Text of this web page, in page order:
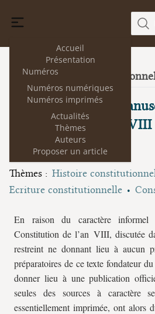
Accueil
Présentation
Numéros
Numéros numériques
Numéros imprimés
Actualités
Thèmes
Auteurs
Proposer un article
22 Histoire
Les sources
Constitution de l’an VIII
Sylvain Bloquet
Thèmes : Histoire
Ecriture constitutionnelle
En raison du caractère informel
Constitution de l’an VIII, discutée
restreint ne donnant lieu à aucun
préparatoires de ce texte fondateur
donner lieu à une publication
seules des sources à caractère
essentiellement imprimée, ont alors